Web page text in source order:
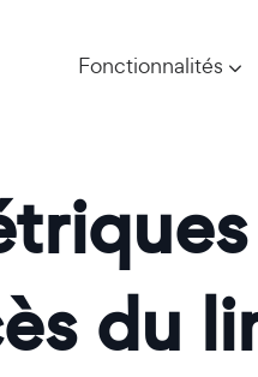
Fonctionnalités
du